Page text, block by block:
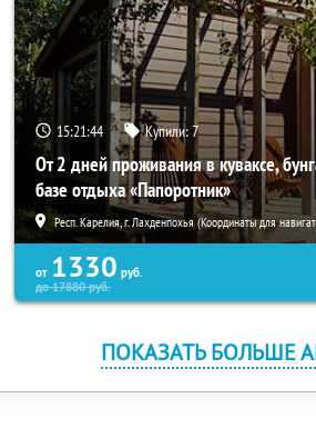
15:21:44 Купили:7
От 2 дней проживания в куваксе,
базе отдыха «Папоротник»
Респ. Карелия, г. Лахденпохья (Координаты для
от 1330 руб.
до17880руб.
ПОКАЗАТЬ БОЛЬШЕ